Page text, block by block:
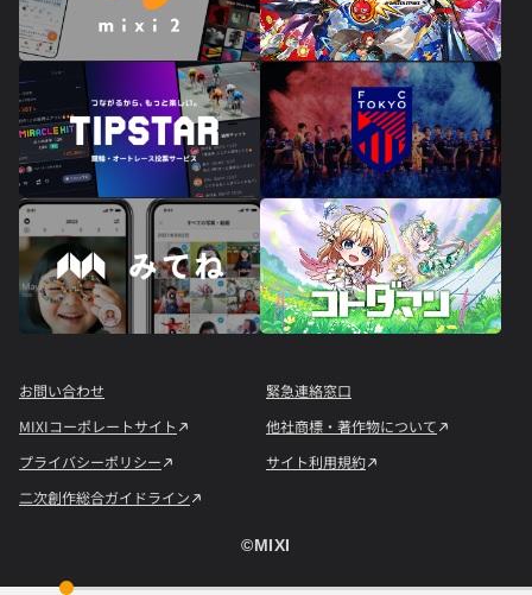
お問い合わせ
緊急連絡窓口
MIXIコーポレートサイト
他社商標・著作物について
プライバシーポリシー
サイト利用規約
二次創作総合ガイドライン
©︎MIXI